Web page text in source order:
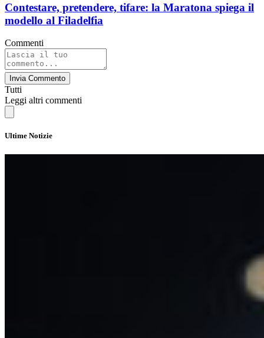
Contestare, pretendere, tifare: la Maratona spiega il
modello al Filadelfia
Commenti
Invia Commento
Tutti
Leggi altri commenti
Ultime Notizie